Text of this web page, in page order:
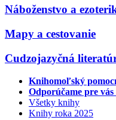
Náboženstvo a
Mapy a cestovanie
Cudzojazyčná
Knihomoľský
Odporúčame pre vás
Všetky knihy
Knihy roka 2025